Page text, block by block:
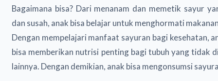
Bagaimana bisa? Dari menanam dan memetik sayur
dan susah, anak bisa belajar untuk menghormati
Dengan mempelajari manfaat sayuran bagi kesehatan,
bisa memberikan nutrisi penting bagi tubuh yang tidak
lainnya. Dengan demikian, anak bisa mengonsumsi